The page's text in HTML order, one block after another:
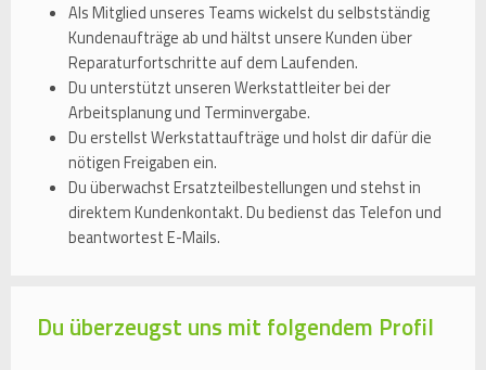
Als Mitglied unseres Teams wickelst du selbstständig
Kundenaufträge ab und hältst unsere Kunden über
Reparaturfortschritte auf dem Laufenden.
Du unterstützt unseren Werkstattleiter bei der
Arbeitsplanung und Terminvergabe.
Du erstellst Werkstattaufträge und holst dir dafür die
nötigen Freigaben ein.
Du überwachst Ersatzteilbestellungen und stehst in
direktem Kundenkontakt. Du bedienst das Telefon und
beantwortest E-Mails.
Du überzeugst uns mit folgendem Profil